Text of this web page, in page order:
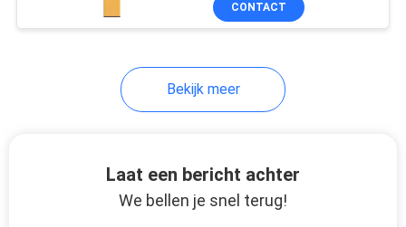
CONTACT
Bekijk meer
Laat een bericht achter
We bellen je snel terug!